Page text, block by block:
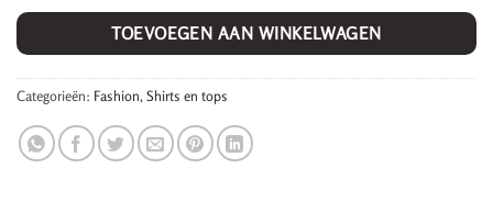
TOEVOEGEN AAN WINKELWAGEN
Categorieën: Fashion, Shirts en tops